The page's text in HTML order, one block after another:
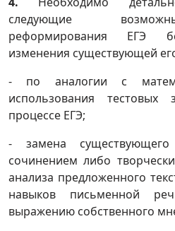
следующие
реформирования ЕГЭ
изменения существующей
- по аналогии с
использования
процессе ЕГЭ;
- замена
сочинением либо
анализа предложенного
навыков письменной
выражению собственного